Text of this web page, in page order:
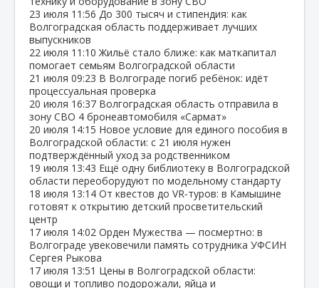
23 июля 11:56 До 300 тысяч и стипендия: как
Волгоградская область поддерживает лучших
выпускников
22 июля 11:10 Жильё стало ближе: как маткапитал
помогает семьям Волгоградской области
21 июля 09:23 В Волгограде погиб ребёнок: идёт
процессуальная проверка
20 июля 16:37 Волгоградская область отправила в
зону СВО 4 бронеавтомобиля «Сармат»
20 июля 14:15 Новое условие для единого пособия в
Волгоградской области: с 21 июля нужен
подтверждённый уход за родственником
19 июля 13:43 Ещё одну библиотеку в Волгоградской
области переоборудуют по модельному стандарту
18 июля 13:14 От квестов до VR‑туров: в Камышине
готовят к открытию детский просветительский
центр
17 июля 14:02 Орден Мужества — посмертно: в
Волгограде увековечили память сотрудника УФСИН
Сергея Рыкова
17 июля 13:51 Цены в Волгоградской области:
овощи и топливо подорожали, яйца и